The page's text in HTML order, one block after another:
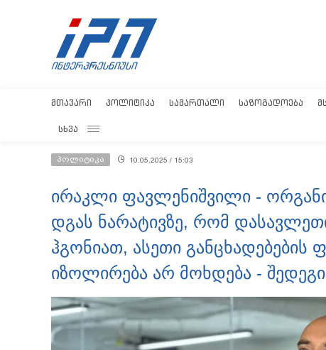
ᲛᲗᲐᲕᲐᲠᲘ ᲞᲝᲚᲘᲢᲘᲙᲐ ᲡᲐᲛᲐᲠᲗᲐᲚᲘ ᲡᲐᲖᲝᲒᲐᲓᲝᲔᲑᲐ
ᲡᲮᲕᲐ
პოლიტიკა 10.05.2025 / 15:03
ირაკლი ფავლენიშვილი -
დგას ნარატივზე, რომ
ჰგონიათ, ასეთი განცხადებების
იზოლირება არ მოხდება - შედეგი